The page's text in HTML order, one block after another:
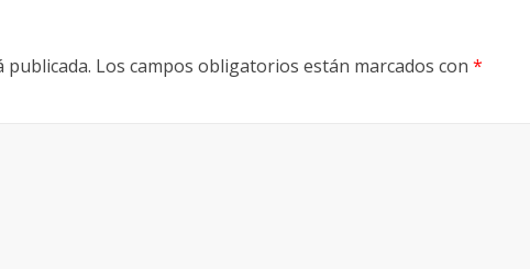
publicada. Los campos obligatorios están marcados con *